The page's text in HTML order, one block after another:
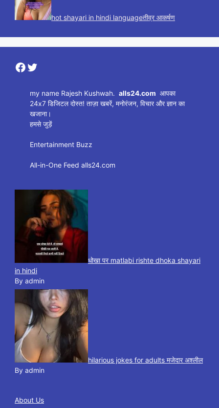
hot shayari in hindi languageतीव्र आकर्षण
Facebook
Twitter
my name Rajesh Kushwah.alls24.com आपका
24x7 डिजिटल दोस्त! ताज़ा खबरें, मनोरंजन, विचार और ज्ञान का
खजाना।
हमसे जुड़ें
Entertainment Buzz
All-in-One Feed alls24.com
धोखा पर matlabi rishte dhoka shayari
in hindi
By admin
hilarious jokes for adults मजेदार अश्लील
By admin
About Us